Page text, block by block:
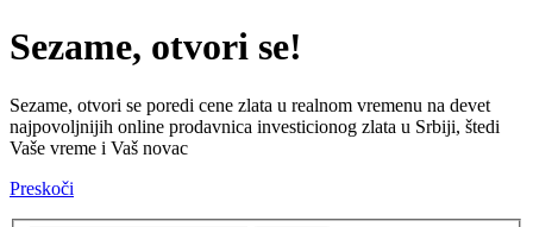
Sezame, otvori se!
Sezame, otvori se poredi cene zlata u realnom vremenu na devet
najpovoljnijih online prodavnica investicionog zlata u Srbiji, štedi
Vaše vreme i Vaš novac
Preskoči